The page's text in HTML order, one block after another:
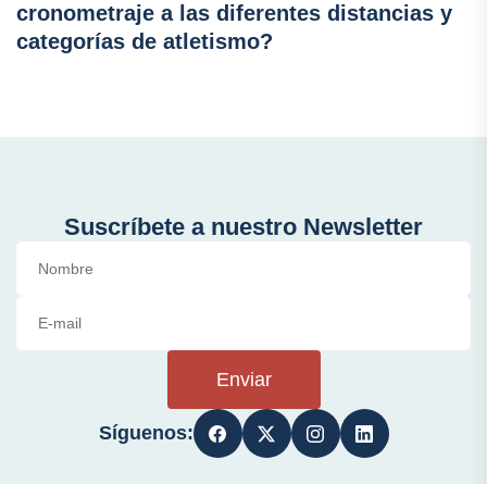
cronometraje a las diferentes distancias y
categorías de atletismo?
Suscríbete a nuestro Newsletter
Enviar
Síguenos: